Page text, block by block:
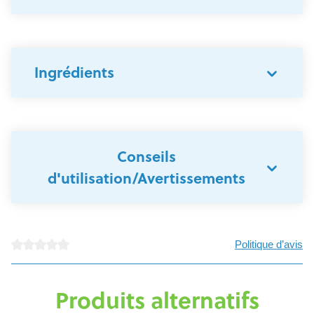
Ingrédients
Conseils
d'utilisation/Avertissements
Politique d’avis
Produits alternatifs